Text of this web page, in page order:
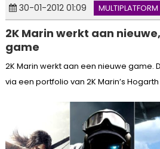
30-01-2012 01:09 MULTIPLATFORM
2K Marin werkt aan
game
2K Marin werkt aan een nieuwe game.
via een portfolio van 2K Marin’s